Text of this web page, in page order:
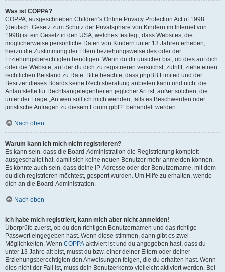
Was ist COPPA?
COPPA, ausgeschrieben Children’s Online Privacy Protection Act of 1998
(deutsch: Gesetz zum Schutz der Privatsphäre von Kindern im Internet von
1998) ist ein Gesetz in den USA, welches festlegt, dass Websites, die
möglicherweise persönliche Daten von Kindern unter 13 Jahren erheben,
hierzu die Zustimmung der Eltern beziehungsweise des oder der
Erziehungsberechtigten benötigen. Wenn du dir unsicher bist, ob dies auf dich
oder die Website, auf der du dich zu registrieren versuchst, zutrifft, ziehe einen
rechtlichen Beistand zu Rate. Bitte beachte, dass phpBB Limited und der
Besitzer dieses Boards keine Rechtsberatung anbieten kann und nicht die
Anlaufstelle für Rechtsangelegenheiten jeglicher Art ist; außer solchen, die
unter der Frage „An wen soll ich mich wenden, falls es Beschwerden oder
juristische Anfragen zu diesem Forum gibt?“ behandelt werden.
Nach oben
Warum kann ich mich nicht registrieren?
Es kann sein, dass die Board-Administration die Registrierung komplett
ausgeschaltet hat, damit sich keine neuen Benutzer mehr anmelden können.
Es könnte auch sein, dass deine IP-Adresse oder der Benutzername, mit dem
du dich registrieren möchtest, gesperrt wurden. Um Hilfe zu erhalten, wende
dich an die Board-Administration.
Nach oben
Ich habe mich registriert, kann mich aber nicht anmelden!
Überprüfe zuerst, ob du den richtigen Benutzernamen und das richtige
Passwort eingegeben hast. Wenn diese stimmen, dann gibt es zwei
Möglichkeiten. Wenn COPPA aktiviert ist und du angegeben hast, dass du
unter 13 Jahre alt bist, musst du bzw. einer deiner Eltern oder deiner
Erziehungsberechtigten den Anweisungen folgen, die du erhalten hast. Wenn
dies nicht der Fall ist, muss dein Benutzerkonto vielleicht aktiviert werden. Bei